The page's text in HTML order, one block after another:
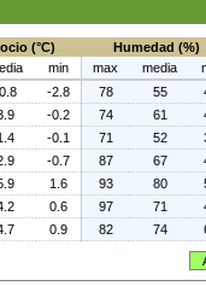
(°C)
Humedad (%)
min max media
-2.8 78 55
-0.2 74 61
-0.1 71 52
-0.7 87 67
1.6 93 80
0.6 97 71
0.9 82 74